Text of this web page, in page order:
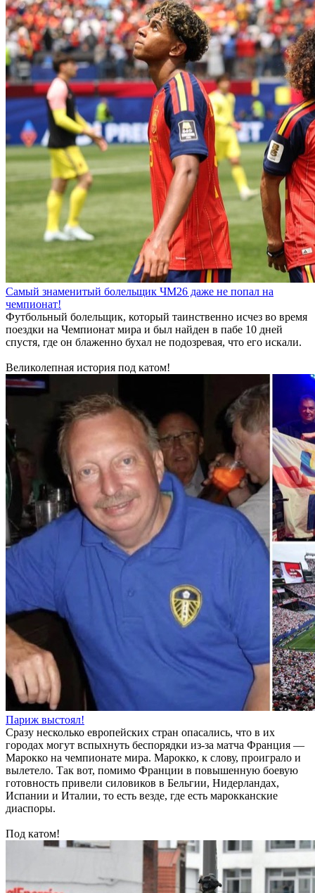
Самый знаменитый болельщик ЧМ26 даже не попал на
чемпионат!
Футбольный болельщик, который таинственно исчез во время
поездки на Чемпионат мира и был найден в пабе 10 дней
спустя, где он блаженно бухал не подозревая, что его искали.
Великолепная история под катом!
Париж выстоял!
Сразу несколько европейских стран опасались, что в их
городах могут вспыхнуть беспорядки из-за матча Франция —
Марокко на чемпионате мира. Марокко, к слову, проиграло и
вылетело. Так вот, помимо Франции в повышенную боевую
готовность привели силовиков в Бельгии, Нидерландах,
Испании и Италии, то есть везде, где есть марокканские
диаспоры.
Под катом!